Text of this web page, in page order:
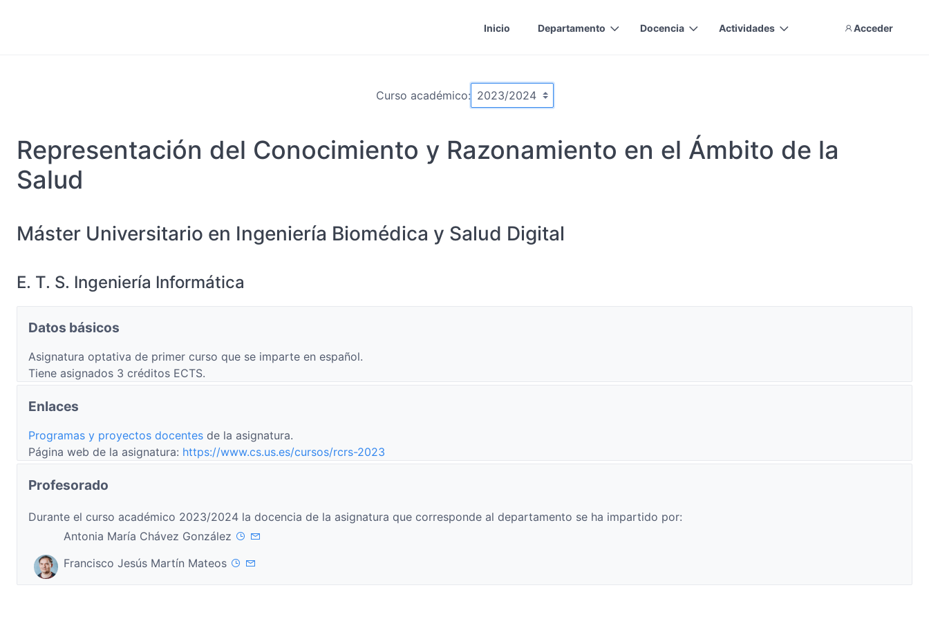
Inicio Departamento Docencia Actividades Acceder
Curso académico:
Representación del Conocimiento y Razonamiento en el Ámbito de la
Salud
Máster Universitario en Ingeniería Biomédica y Salud Digital
E. T. S. Ingeniería Informática
Datos básicos
Asignatura optativa de primer curso que se imparte en español.
Tiene asignados 3 créditos ECTS.
Enlaces
Programas y proyectos docentes de la asignatura.
Página web de la asignatura: https://www.cs.us.es/cursos/rcrs-2023
Profesorado
Durante el curso académico 2023/2024 la docencia de la asignatura que corresponde al departamento se ha impartido por:
Antonia María Chávez González
Francisco Jesús Martín Mateos